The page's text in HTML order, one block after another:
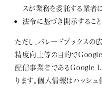
スが業務を委託する業者
法令に基づき開示するこ
ただし、パレードブックス
精度向上等の目的でGoogle
配信事業者であるGoogle
ります。個人情報はハッシ